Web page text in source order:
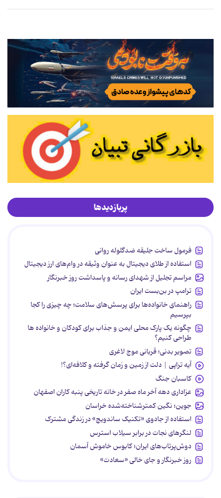
پربازدیدها
فرمول ساخت جلیقه ضدگلوله روانی
استفاده از طلای دیجیتال به عنوان وثیقه در وام‌های ارز دیجیتال
مراسم تجلیل از شهدای رسانه و پاسداشت روز خبرنگار
ترامپ در بن‌بست ایران
راهنمای خانواده‌ها برای پرسش‌های سلامت؛ چه چیزی را کجا
بپرسیم
چگونه یک پارک محلی ایمن و جذاب برای کودکان و خانواده ها
طراحی کنیم؟
تصویر بدنی؛ قربانی موج لاغری
آیه تراپی | دلت از زمین و زمان گرفته و کلافه‌ای؟!
کاسبان جنگ
عزاداری دهه آخر ماه صفر در خانه تاریخی پنبه کاران اصفهان
جوین؛ نگین کمترشناخته‌شده خراسان
استفاده از جادوی «تکنیک ساندویچ» در زندگی مشترک
لنگرهای نجات در برابر سیلاب استرس
دوش‌پرتاب‌های ایران؛ کابوس خاموش آسمان
روز خبرنگار و جای خالی «سعادت»